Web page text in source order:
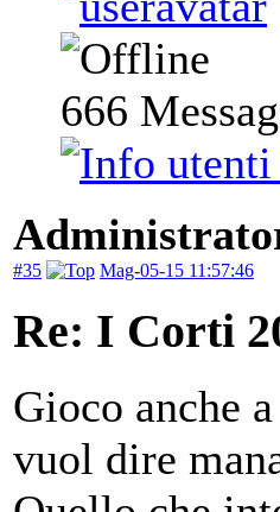
666
#35 Mag-05-15 11:57:46
Re: I Corti
Gioco anche
vuol dire